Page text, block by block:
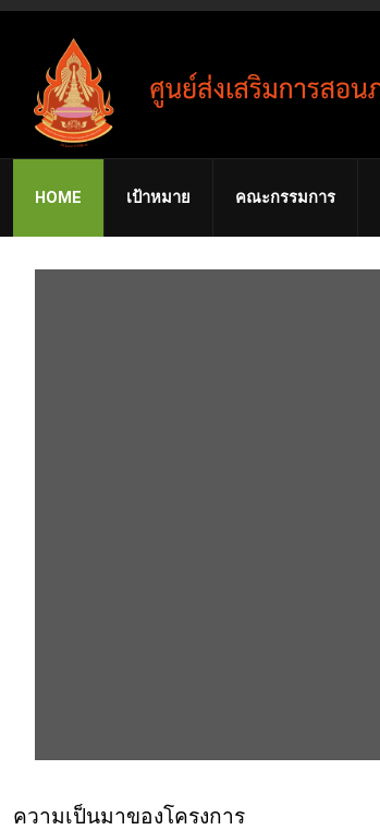
HOME เป้าหมาย คณะกรรมการ
ความเป็นมาของโครงการ